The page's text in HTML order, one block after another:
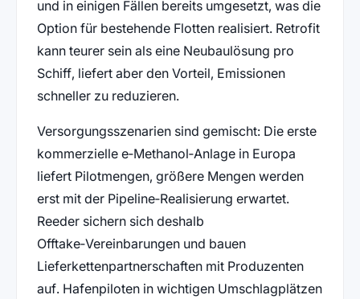
und in einigen Fällen bereits umgesetzt, was die
Option für bestehende Flotten realisiert. Retrofit
kann teurer sein als eine Neubaulösung pro
Schiff, liefert aber den Vorteil, Emissionen
schneller zu reduzieren.
Versorgungsszenarien sind gemischt: Die erste
kommerzielle e‑Methanol‑Anlage in Europa
liefert Pilotmengen, größere Mengen werden
erst mit der Pipeline‑Realisierung erwartet.
Reeder sichern sich deshalb
Offtake‑Vereinbarungen und bauen
Lieferkettenpartnerschaften mit Produzenten
auf. Hafenpiloten in wichtigen Umschlagplätzen